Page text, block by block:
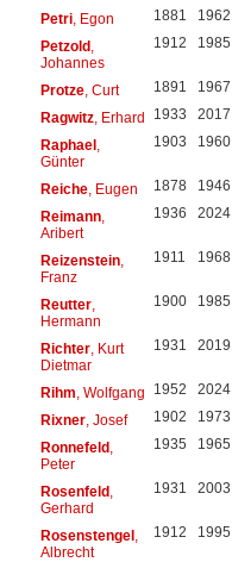
Petri, Egon 1881 1962
Petzold,
Johannes
1912 1985
Protze, Curt 1891 1967
Ragwitz, Erhard 1933 2017
Raphael,
Günter
1903 1960
Reiche, Eugen 1878 1946
Reimann,
Aribert
1936 2024
Reizenstein,
Franz
1911 1968
Reutter,
Hermann
1900 1985
Richter, Kurt
Dietmar
1931 2019
Rihm , Wolfgang 1952 2024
Rixner, Josef 1902 1973
Ronnefeld,
Peter
1935 1965
Rosenfeld,
Gerhard
1931 2003
Rosenstengel,
Albrecht
1912 1995